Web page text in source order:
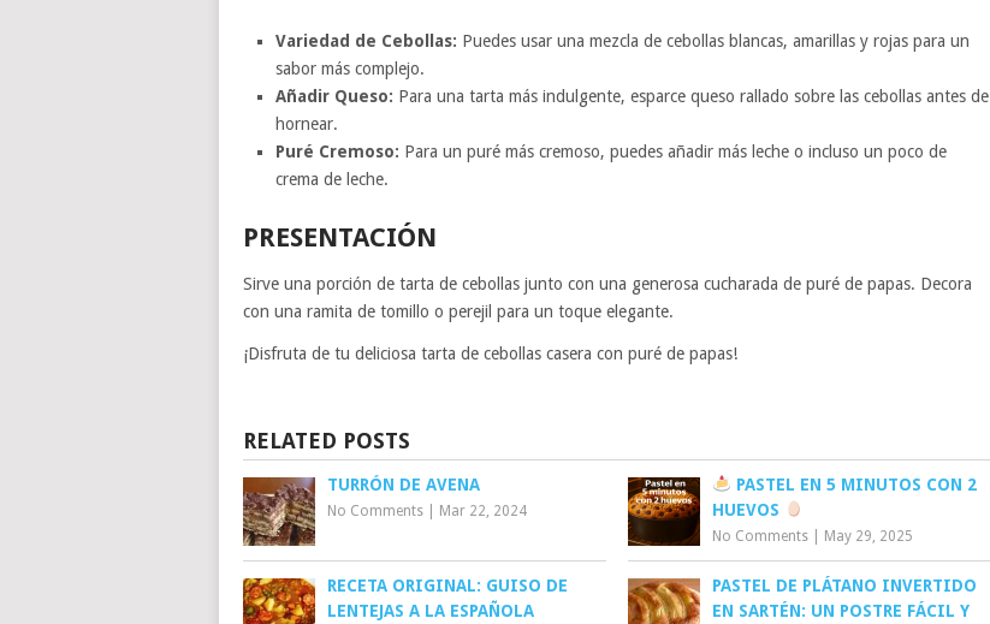
Variedad de Cebollas: Puedes usar una mezcla de cebollas blancas, amarillas y rojas para un
sabor más complejo.
Añadir Queso: Para una tarta más indulgente, esparce queso rallado sobre las cebollas antes de
hornear.
Puré Cremoso: Para un puré más cremoso, puedes añadir más leche o incluso un poco de
crema de leche.
PRESENTACIÓN
Sirve una porción de tarta de cebollas junto con una generosa cucharada de puré de papas. Decora
con una ramita de tomillo o perejil para un toque elegante.
¡Disfruta de tu deliciosa tarta de cebollas casera con puré de papas!
RELATED POSTS
TURRÓN DE AVENA
No Comments Mar 22, 2024
PASTEL EN 5 MINUTOS CON 2
HUEVOS
No Comments May 29, 2025
RECETA ORIGINAL: GUISO DE
LENTEJAS A LA ESPAÑOLA
PASTEL DE PLÁTANO INVERTIDO
EN SARTÉN: UN POSTRE FÁCIL Y